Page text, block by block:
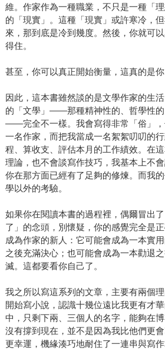
維。作家作為一種職業，不只是一種「
的「現實」。這種「現實」或許寒冷，
來，那到底是冷到幾度。然後，你就可
得住。
甚至，你可以真正開始衡量，這真的是
因此，這本書雖然談的是文學作家的生
的「文學」——那種精神性的、哲學性的
——完全不一樣。我會寫得非常「俗」，
一名作家，而把我當成一名絮絮叨叨的
程、算收支、評估本月的工作績效。在
理論，也不會談寫作技巧，我基本上不
你在那方面已經有了足夠的修煉。而我
學以外的考驗。
如果你在閱讀本書的過程裡，偶爾冒出
了」的念頭，別懷疑，你的感覺完全是
成為作家的新人：它可能會成為一本實
之後充滿決心；也可能會成為一本勸退
滅。這都要看你自己了。
我之所以寫這系列的文章，主要有兩個
開始寫小說，認識十幾位遠比我更有才
中，只剩下兩、三個人的名字，能夠在
沒有撐到現在，並不是因為我比他們更
更幸運，機緣湊巧地耐住了一連串與寫